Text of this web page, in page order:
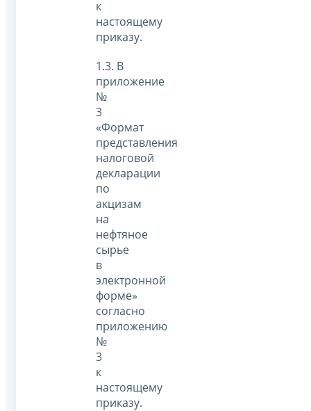
к
настоящему
приказу.
1.3. В
приложение
№
3
«Формат
представления
налоговой
декларации
по
акцизам
на
нефтяное
сырье
в
электронной
форме»
согласно
приложению
№
3
к
настоящему
приказу.